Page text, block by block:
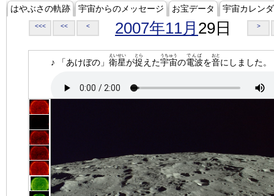
はやぶさの軌跡 宇宙からのメッセージ お宝データ 宇宙カレン
<<< << < 2007年11月 29日 >
♪ 「あけぼの」 衛星
えいせい
が捉
とら
えた宇宙
うちゅう
の電波
でんぱ
を音
おと
にしました。